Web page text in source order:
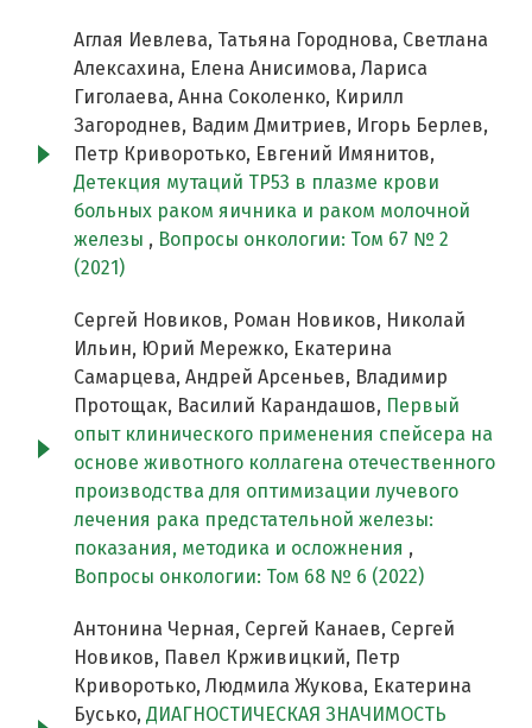
Аглая Иевлева, Татьяна Городнова, Светлана
Алексахина, Елена Анисимова, Лариса
Гиголаева, Анна Соколенко, Кирилл
Загороднев, Вадим Дмитриев, Игорь Берлев,
Петр Криворотько, Евгений Имянитов,
Детекция мутаций TP53 в плазме крови
больных раком яичника и раком молочной
железы , Вопросы онкологии: Том 67 № 2
(2021)
Сергей Новиков, Роман Новиков, Николай
Ильин, Юрий Мережко, Екатерина
Самарцева, Андрей Арсеньев, Владимир
Протощак, Василий Карандашов, Первый
опыт клинического применения спейсера на
основе животного коллагена отечественного
производства для оптимизации лучевого
лечения рака предстательной железы:
показания, методика и осложнения ,
Вопросы онкологии: Том 68 № 6 (2022)
Антонина Черная, Сергей Канаев, Сергей
Новиков, Павел Крживицкий, Петр
Криворотько, Людмила Жукова, Екатерина
Бусько, ДИАГНОСТИЧЕСКАЯ ЗНАЧИМОСТЬ